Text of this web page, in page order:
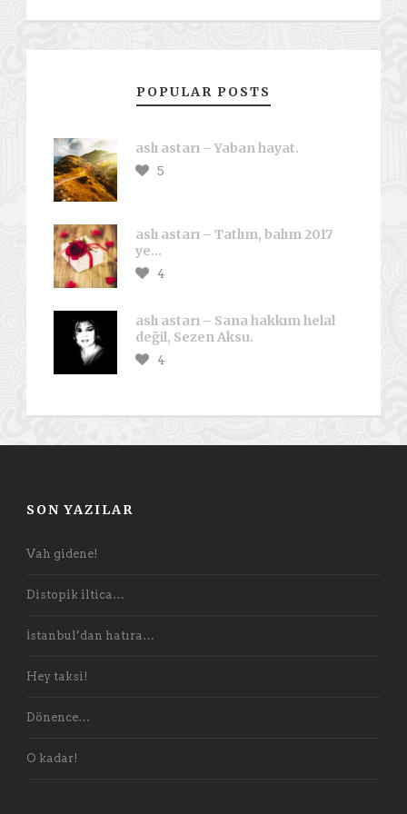
POPULAR POSTS
aslı astarı – Yaban hayat.
5
aslı astarı – Tatlım, balım 2017
ye…
4
aslı astarı – Sana hakkım helal
değil, Sezen Aksu.
4
SON YAZILAR
Vah gidene!
Distopik iltica…
İstanbul’dan hatıra…
Hey taksi!
Dönence…
O kadar!